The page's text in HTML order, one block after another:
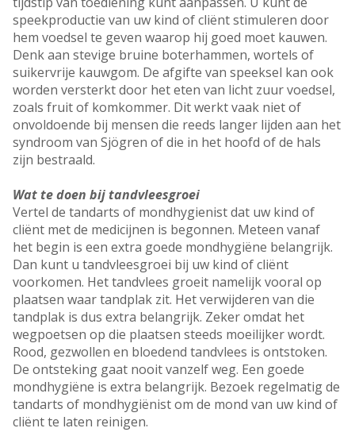
speekproductie van uw kind of cliënt stimuleren door
hem voedsel te geven waarop hij goed moet kauwen.
Denk aan stevige bruine boterhammen, wortels of
suikervrije kauwgom. De afgifte van speeksel kan ook
worden versterkt door het eten van licht zuur voedsel,
zoals fruit of komkommer. Dit werkt vaak niet of
onvoldoende bij mensen die reeds langer lijden aan het
syndroom van Sjögren of die in het hoofd of de hals
zijn bestraald.
Wat te doen bij tandvleesgroei
Vertel de tandarts of mondhygienist dat uw kind of
cliënt met de medicijnen is begonnen. Meteen vanaf
het begin is een extra goede mondhygiëne belangrijk.
Dan kunt u tandvleesgroei bij uw kind of cliënt
voorkomen. Het tandvlees groeit namelijk vooral op
plaatsen waar tandplak zit. Het verwijderen van die
tandplak is dus extra belangrijk. Zeker omdat het
wegpoetsen op die plaatsen steeds moeilijker wordt.
Rood, gezwollen en bloedend tandvlees is ontstoken.
De ontsteking gaat nooit vanzelf weg. Een goede
mondhygiëne is extra belangrijk. Bezoek regelmatig de
tandarts of mondhygiënist om de mond van uw kind of
cliënt te laten reinigen.